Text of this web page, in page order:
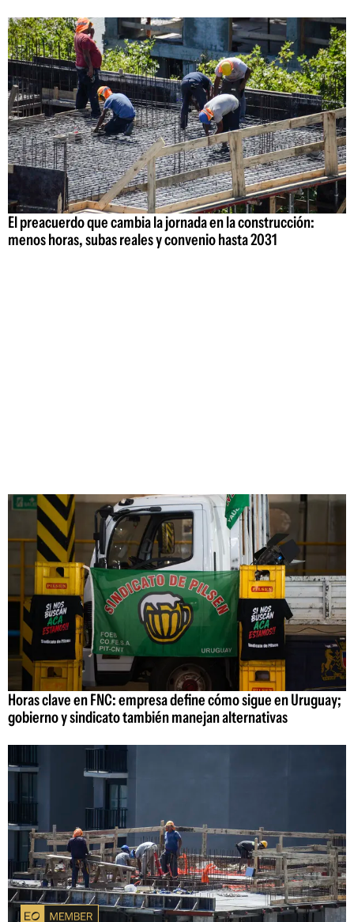
El preacuerdo que cambia la jornada en la construcción:
menos horas, subas reales y convenio hasta 2031
Horas clave en FNC: empresa define cómo sigue en Uruguay;
gobierno y sindicato también manejan alternativas